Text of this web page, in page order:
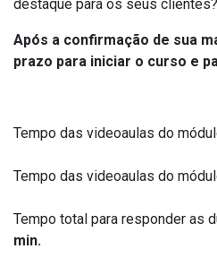
destaque para os seus
Após a confirmação de sua
prazo para iniciar o curso e
Tempo das videoaulas do
Tempo das videoaulas do
Tempo total para responder as
min.